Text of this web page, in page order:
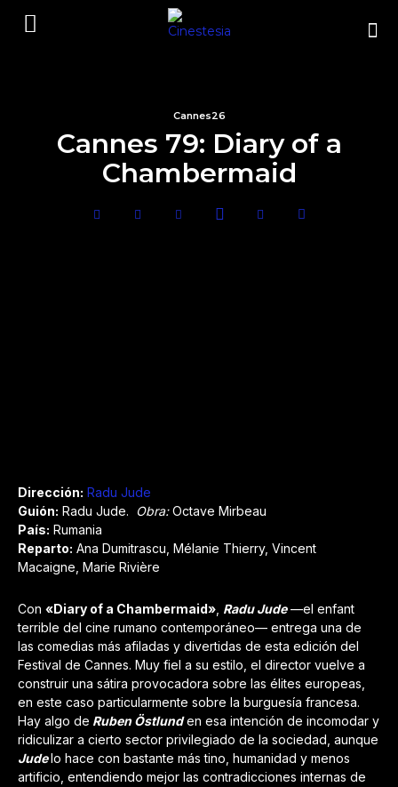
Cannes26
Cannes 79: Diary of a
Chambermaid
Dirección: Radu Jude
Guión: Radu Jude. Obra:Octave Mirbeau
País: Rumania
Reparto: Ana Dumitrascu, Mélanie Thierry, Vincent
Macaigne, Marie Rivière
Con «Diary of a Chambermaid» Radu Jude—el enfant
terrible del cine rumano contemporáneo— entrega una de
las comedias más afiladas y divertidas de esta edición del
Festival de Cannes. Muy fiel a su estilo, el director vuelve a
construir una sátira provocadora sobre las élites europeas,
en este caso particularmente sobre la burguesía francesa.
Hay algo de Ruben Östlunden esa intención de incomodar y
ridiculizar a cierto sector privilegiado de la sociedad, aunque
Judelo hace con bastante más tino, humanidad y menos
artificio, entendiendo mejor las contradicciones internas de